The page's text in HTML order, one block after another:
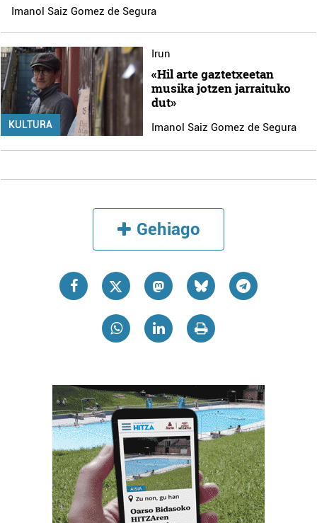
Imanol Saiz Gomez de Segura
KULTURA
Irun
«Hil arte gaztetxeetan
musika jotzen jarraituko
dut»
Imanol Saiz Gomez de Segura
Gehiago